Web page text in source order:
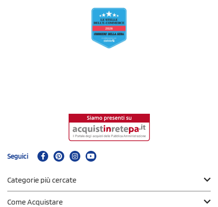
Seguici
Categorie più cercate
Come Acquistare